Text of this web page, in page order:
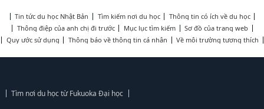
Tin tức du học Nhật Bản Tìm kiếm nơi du học
Thông tin có ích về du học
Thông điệp của anh chị đi trước
Mục lục tìm kiếm
Sơ đồ của trang web
Quy ước sử dụng
Thông báo về thông tin cá nhân Về môi trường tương thích
Tìm nơi du học từ Fukuoka Đại học